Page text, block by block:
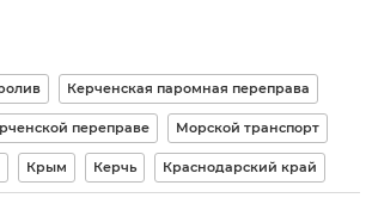
Керченская паромная переправа
переправе Морской транспорт
Крым Керчь Краснодарский край